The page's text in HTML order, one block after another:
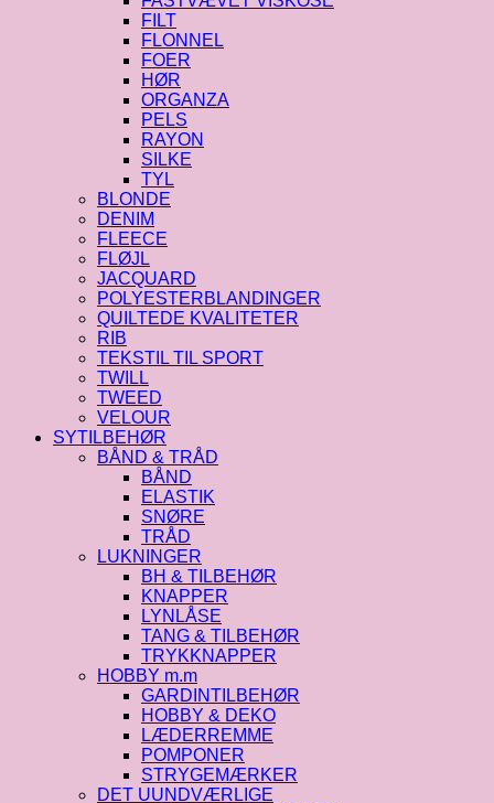
FILT
FLONNEL
FOER
HØR
ORGANZA
PELS
RAYON
SILKE
TYL
BLONDE
DENIM
FLEECE
FLØJL
JACQUARD
POLYESTERBLANDINGER
QUILTEDE KVALITETER
RIB
TEKSTIL TIL SPORT
TWILL
TWEED
VELOUR
SYTILBEHØR
BÅND & TRÅD
BÅND
ELASTIK
SNØRE
TRÅD
LUKNINGER
BH & TILBEHØR
KNAPPER
LYNLÅSE
TANG & TILBEHØR
TRYKKNAPPER
HOBBY m.m
GARDINTILBEHØR
HOBBY & DEKO
LÆDERREMME
POMPONER
STRYGEMÆRKER
DET UUNDVÆRLIGE